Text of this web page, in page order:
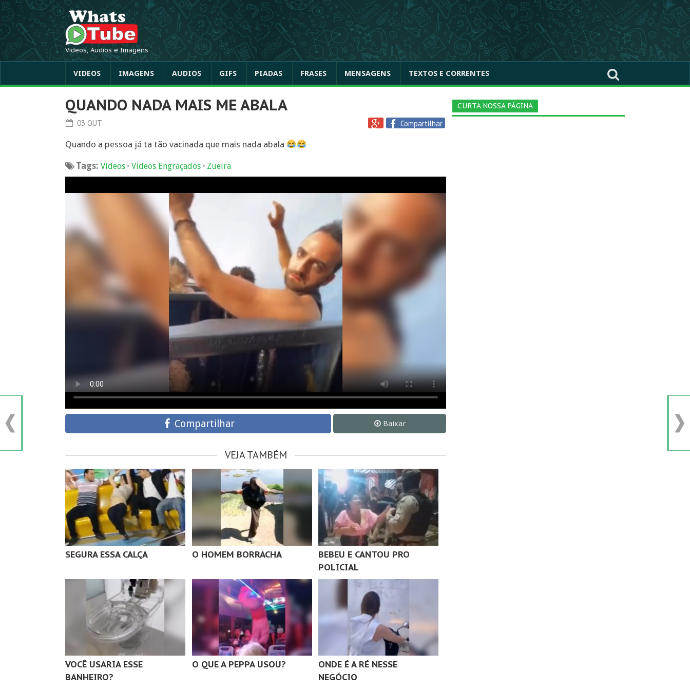
Videos, Audios e Imagens
VIDEOS IMAGENS AUDIOS GIFS PIADAS FRASES MENSAGENS TEXTOS E CORRENTES
QUANDO NADA MAIS ME ABALA
03 OUT Compartilhar
Quando a pessoa já ta tão vacinada que mais nada abala
Tags: Videos • Videos Engraçados • Zueira
Compartilhar Baixar
VEJA TAMBÉM
SEGURA ESSA CALÇA O HOMEM BORRACHA
BEBEU E CANTOU PRO
POLICIAL
VOCÊ USARIA ESSE
BANHEIRO?
O QUE A PEPPA USOU?
ONDE É A RÉ NESSE
NEGÓCIO
CURTA NOSSA PÁGINA